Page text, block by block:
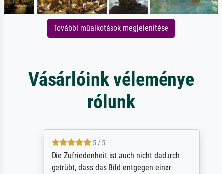
További műalkotások megjelenítése
Vásárlóink véleménye
rólunk
5 / 5
Die Zufriedenheit ist auch nicht dadurch
getrübt, dass das Bild entgegen einer